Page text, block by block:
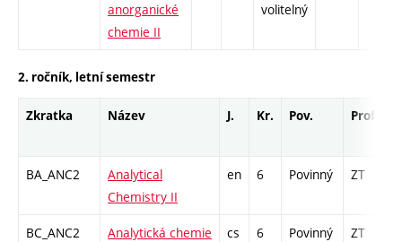
anorganické
chemie II
volitelný
2. ročník, letní semestr
Zkratka Název J. Kr. Pov. Prof.
BA_ANC2
Analytical
Chemistry II
en 6 Povinný ZT
BC_ANC2
Analytická chemie
cs 6 Povinný ZT